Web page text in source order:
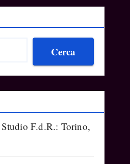
Cerca
F.d.R.: Torino,